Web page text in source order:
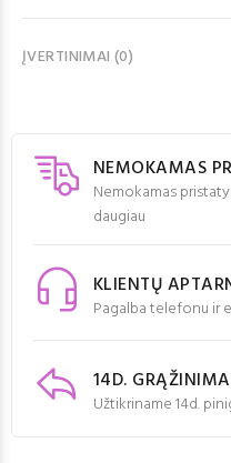
ĮVERTINIMAI (0)
NEMOKAMAS
Nemokamas
daugiau
KLIENTŲ
Pagalba telefonu ir
14D.
Užtikriname 14d.